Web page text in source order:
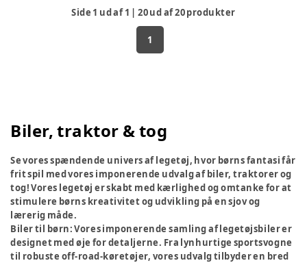
Side 1 ud af1 |20ud af20produkter
1
Biler, traktor & tog
Se vores spændende univers af legetøj, hvor børns fantasi får
frit spil med vores imponerende udvalg af biler, traktorer og
tog! Vores legetøj er skabt med kærlighed og omtanke for at
stimulere børns kreativitet og udvikling på en sjov og
lærerig måde.
Biler til børn:Vores imponerende samling af legetøjsbiler er
designet med øje for detaljerne. Fra lynhurtige sportsvogne
til robuste off-road-køretøjer, vores udvalg tilbyder en bred